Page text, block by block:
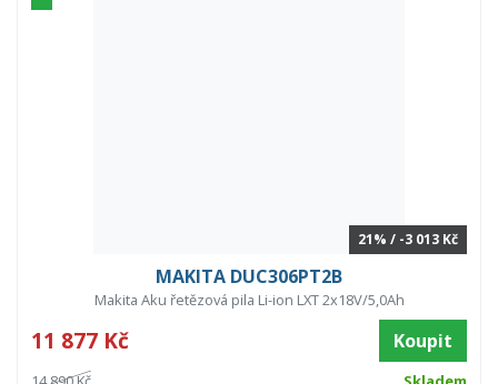
21% / -3 013 Kč
MAKITA DUC306PT2B
Makita Aku řetězová pila Li-ion LXT 2x18V/5,0Ah
11 877 Kč Koupit